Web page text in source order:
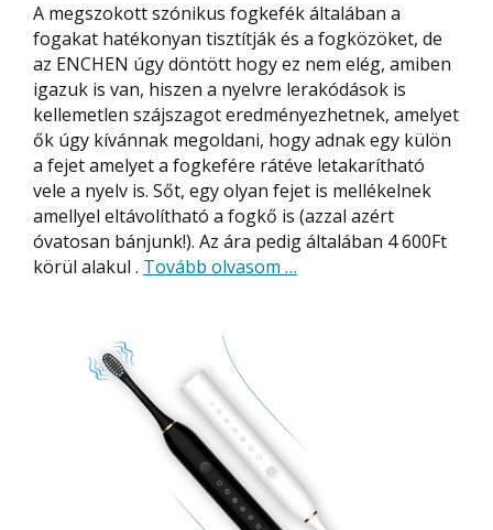
A megszokott szónikus fogkefék általában a
fogakat hatékonyan tisztítják és a fogközöket, de
az ENCHEN úgy döntött hogy ez nem elég, amiben
igazuk is van, hiszen a nyelvre lerakódások is
kellemetlen szájszagot eredményezhetnek, amelyet
ők úgy kívánnak megoldani, hogy adnak egy külön
a fejet amelyet a fogkefére rátéve letakarítható
vele a nyelv is. Sőt, egy olyan fejet is mellékelnek
amellyel eltávolítható a fogkő is (azzal azért
óvatosan bánjunk!). Az ára pedig általában 4 600Ft
körül alakul . Tovább olvasom about
a
teljes
szájhigiéniáért
az
…